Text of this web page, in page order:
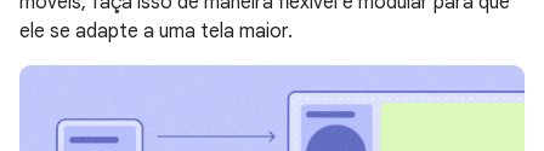
ele se adapte a uma tela maior.